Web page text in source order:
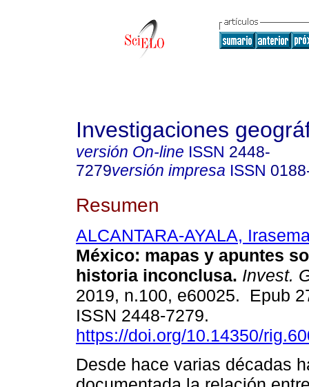
Investigaciones
versión On-line ISSN 2448-
7279versión impresa ISSN
Resumen
ALCANTARA-AYALA,
México: mapas y apuntes
historia inconclusa. Invest.
2019, n.100, e60025. Epub
ISSN 2448-7279.
https://doi.org/10.14350/
Desde hace varias décadas